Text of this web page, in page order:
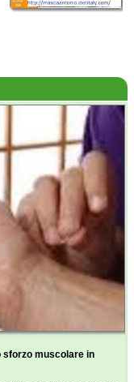
sforzo muscolare in